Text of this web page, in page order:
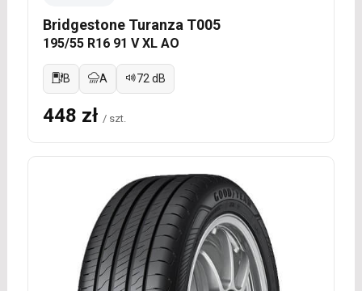
Bridgestone Turanza T005
195/55 R16 91 V XL AO
B A 72 dB
448 zł / szt.